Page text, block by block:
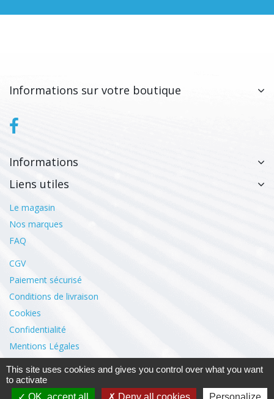
Informations sur votre boutique
Informations
Liens utiles
Le magasin
Nos marques
FAQ
CGV
Paiement sécurisé
Conditions de livraison
Cookies
Confidentialité
Mentions Légales
Mon compte
This site uses cookies and gives you control over what you want
to activate
OK, accept all
Deny all cookies Personalize